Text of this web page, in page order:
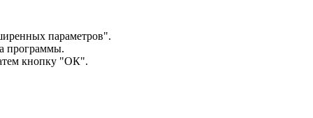
параметров".
программы.
кнопку "ОК".